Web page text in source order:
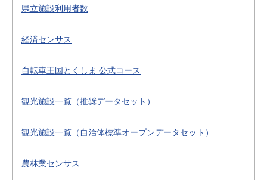
県立施設利用者数
経済センサス
自転車王国とくしま 公式コース
観光施設一覧（推奨データセット）
観光施設一覧（自治体標準オープンデータセット）
農林業センサス